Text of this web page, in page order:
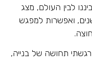
לבין העולם, מצג
ואפשרות למפגש
תחושה של בנייה,